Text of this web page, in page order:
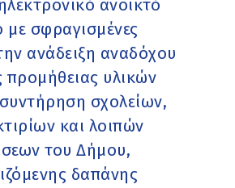
ανοικτό
με σφραγισμένες
ανάδειξη αναδόχου
προμήθειας υλικών
σχολείων,
και λοιπών
του Δήμου,
δαπάνης